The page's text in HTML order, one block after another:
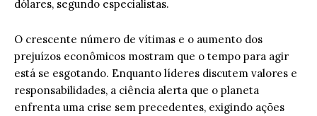
dólares, segundo especialistas.
O crescente número de vítimas e o aumento dos
prejuízos econômicos mostram que o tempo para agir
está se esgotando. Enquanto líderes discutem valores e
responsabilidades, a ciência alerta que o planeta
enfrenta uma crise sem precedentes, exigindo ações